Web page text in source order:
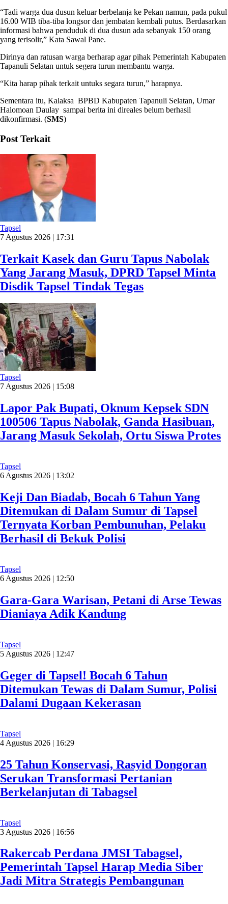
“Tadi warga dua dusun keluar berbelanja ke Pekan namun, pada pukul
16.00 WIB tiba-tiba longsor dan jembatan kembali putus. Berdasarkan
informasi bahwa penduduk di dua dusun ada sebanyak 150 orang
yang terisolir,” Kata Sawal Pane.
Dirinya dan ratusan warga berharap agar pihak Pemerintah Kabupaten
Tapanuli Selatan untuk segera turun membantu warga.
“Kita harap pihak terkait untuks segara turun,” harapnya.
Sementara itu, Kalaksa BPBD Kabupaten Tapanuli Selatan, Umar
Halomoan Daulay sampai berita ini direales belum berhasil
dikonfirmasi. (SMS)
Post Terkait
Tapsel
7 Agustus 2026 | 17:31
Terkait Kasek dan Guru Tapus Nabolak
Yang Jarang Masuk, DPRD Tapsel Minta
Disdik Tapsel Tindak Tegas
Tapsel
7 Agustus 2026 | 15:08
Lapor Pak Bupati, Oknum Kepsek SDN
100506 Tapus Nabolak, Ganda Hasibuan,
Jarang Masuk Sekolah, Ortu Siswa Protes
Tapsel
6 Agustus 2026 | 13:02
Keji Dan Biadab, Bocah 6 Tahun Yang
Ditemukan di Dalam Sumur di Tapsel
Ternyata Korban Pembunuhan, Pelaku
Berhasil di Bekuk Polisi
Tapsel
6 Agustus 2026 | 12:50
Gara-Gara Warisan, Petani di Arse Tewas
Dianiaya Adik Kandung
Tapsel
5 Agustus 2026 | 12:47
Geger di Tapsel! Bocah 6 Tahun
Ditemukan Tewas di Dalam Sumur, Polisi
Dalami Dugaan Kekerasan
Tapsel
4 Agustus 2026 | 16:29
25 Tahun Konservasi, Rasyid Dongoran
Serukan Transformasi Pertanian
Berkelanjutan di Tabagsel
Tapsel
3 Agustus 2026 | 16:56
Rakercab Perdana JMSI Tabagsel,
Pemerintah Tapsel Harap Media Siber
Jadi Mitra Strategis Pembangunan